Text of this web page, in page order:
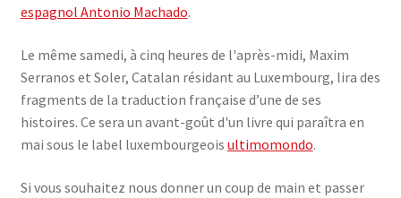
espagnol Antonio Machado.
Le même samedi, à cinq heures de l'après-midi, Maxim
Serranos et Soler, Catalan résidant au Luxembourg, lira des
fragments de la traduction française d’une de ses
histoires. Ce sera un avant-goût d'un livre qui paraîtra en
mai sous le label luxembourgeois ultimomondo.
Si vous souhaitez nous donner un coup de main et passer